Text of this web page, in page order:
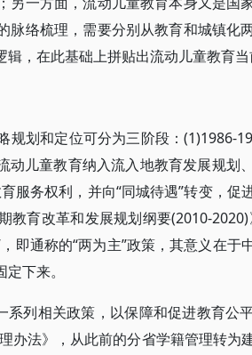
脉络梳理，需要分别从教育和城镇化
，在此基础上拼贴出流动儿童教育当
规划和定位可分为三阶段：(1)1986-
儿童教育纳入流入地教育发展规划
服务权利，并向“同城待遇”转变，促
教育改革和发展规划纲要(2010-
即通称的“两为主”政策，其意义在于
下来。
系列相关政策，以保障和促进教育公
办法》，从此前的分省学籍管理转为